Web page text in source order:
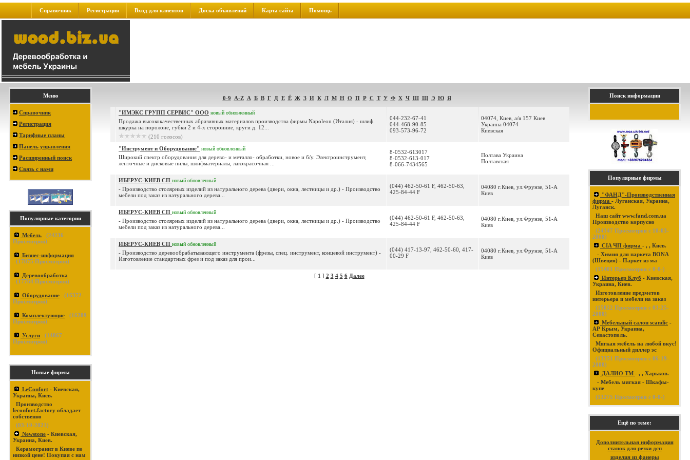
Справочник Регистрация Вход для клиентов Доска объявлений Карта сайта Помощь
Меню
Справочник
Регистрация
Тарифные планы
Панель управления
Расширенный поиск
Связь с нами
Популярные категории
Мебель (24236
Просмотров)
Бизнес-информация
(17875 Просмотров)
Деревообработка
(17764 Просмотров)
Оборудование (16372
Просмотров)
Комплектующие (16289
Просмотров)
Услуги (14867
Просмотров)
Новые фирмы
LeConfort - Киевская,
Украина, Киев.
Производство
leconfort.factory обладает
собственно
(03-19-2021)
Newstone - Киевская,
Украина, Киев.
Керамогранит в Киеве по
низкой цене! Покупая с нам
0-9 A-Z А Б В Г Д Е Ё Ж З И К Л М Н О П Р С Т У Ф Х Ч Ш Щ Э Ю Я
"ИМЭКС ГРУПП СЕРВИС" ООО новый обновленный
Продажа высококачественных абразивных материалов производства фирмы Napoleon (Италия) - шлиф.
шкурка на поролоне, губки 2 и 4-х сторонние, круги д. 12...
(210 голосов)
044-232-67-41
044-468-90-85
093-573-96-72
04074, Киев, а/я 157 Киев
Украина 04074
Киевская
"Инструмент и Оборудование" новый обновленный
Широкий спектр оборудования для дерево- и металло- обработки, новое и б/у. Электроинструмент,
ленточные и дисковые пилы, шлифматериалы, лакокрасочная ...
8-0532-613017
8-0532-613-017
8-066-7434565
Полтава Украина
Полтавская
ИБЕРУС-КИЕВ СП новый обновленный
- Производство столярных изделий из натурального дерева (двери, окна, лестницы и др.) - Производство
мебели под заказ из натурального дерева...
(044) 462-50-61 F, 462-50-63,
425-84-44 F
04080 г.Киев, ул.Фрунзе, 51-А
Киев
ИБЕРУС-КИЕВ СП новый обновленный
- Производство столярных изделий из натурального дерева (двери, окна, лестницы и др.) - Производство
мебели под заказ из натурального дерева...
(044) 462-50-61 F, 462-50-63,
425-84-44 F
04080 г.Киев, ул.Фрунзе, 51-А
Киев
ИБЕРУС-КИЕВ СП новый обновленный
- Производство деревообрабатывающего инструмента (фрезы, спец. инструмент, концевой инструмент) -
Изготовление стандартных фрез и под заказ для прои...
(044) 417-13-97, 462-50-60, 417-
00-29 F
04080 г.Киев, ул.Фрунзе, 51-А
Киев
[ 1 ] 2 3 4 5 6 Далее
Поиск информации
Популярные фирмы
"ФАНД"-Производственная
фирма - Луганская, Украина,
Луганск.
Наш сайт www.fand.com.ua
Производство корпусно
(24347 Просмотров с 10-03-
2008)
CIA ЧП фирма - , , Киев.
- Химия для паркета BONA
(Швеция) - Паркет из ма
(15401 Просмотров с 0-0-)
Интерьер Клуб - Киевская,
Украина, Киев.
Изготовление предметов
интерьера и мебели на заказ
(15022 Просмотров с 03-25-
2008)
Мебельный салон scandic -
АР Крым, Украина,
Севастополь.
Мягкая мебель на любой вкус!
Официальный диллер эс
(13351 Просмотров с 06-19-
2008)
ДАЛИО ТМ - , , Харьков.
- Мебель мягкая - Шкафы-
купе
(13275 Просмотров с 0-0-)
Ещё по теме:
Дополнительная информация
станок для резки дсп
изделия из фанеры